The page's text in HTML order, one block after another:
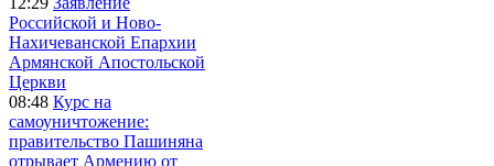
Российской и Ново-
Нахичеванской Епархии
Армянской Апостольской
Церкви
08:48 Курс на
самоуничтожение:
правительство Пашиняна
отрывает Армению от